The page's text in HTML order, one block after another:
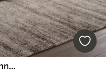
Peintures murales Des pivoines aériennes aux douces nuances de beige poudré